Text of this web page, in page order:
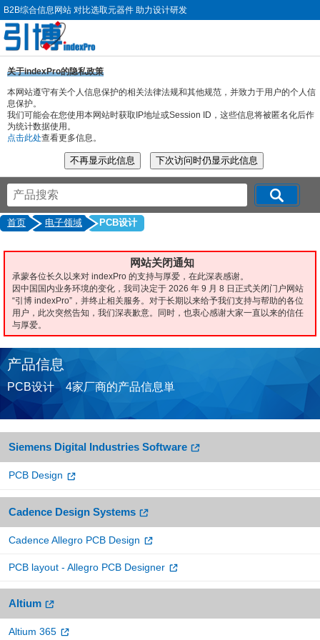
B2B综合信息网站 对比选取元器件 助力设计研发
关于indexPro的隐私政策
本网站遵守有关个人信息保护的相关法律法规和其他规范，并致力于用户的个人信
息保护。
我们可能会在您使用本网站时获取IP地址或Session ID，这些信息将被匿名化后作
为统计数据使用。
点击此处查看更多信息。
首页 电子领域 PCB设计
网站关闭通知
承蒙各位长久以来对 indexPro 的支持与厚爱，在此深表感谢。
因中国国内业务环境的变化，我司决定于 2026 年 9 月 8 日正式关闭门户网站
“引博 indexPro”，并终止相关服务。对于长期以来给予我们支持与帮助的各位
用户，此次突然告知，我们深表歉意。同时，也衷心感谢大家一直以来的信任
与厚爱。
产品信息
PCB设计 4家厂商的产品信息単
Siemens Digital Industries Software
PCB Design
Cadence Design Systems
Cadence Allegro PCB Design
PCB layout - Allegro PCB Designer
Altium
Altium 365